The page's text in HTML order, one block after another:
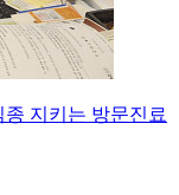
지키는 방문진료